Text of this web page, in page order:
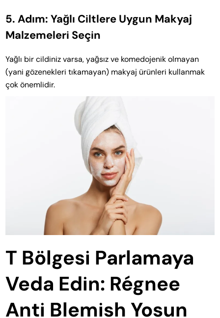
5. Adım: Yağlı Ciltlere Uygun Makyaj
Malzemeleri Seçin
Yağlı bir cildiniz varsa, yağsız ve komedojenik olmayan
(yani gözenekleri tıkamayan) makyaj ürünleri kullanmak
çok önemlidir.
T Bölgesi Parlamaya
Veda Edin: Régnee
Anti Blemish Yosun